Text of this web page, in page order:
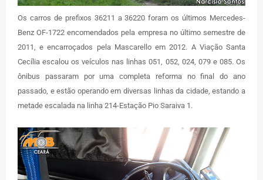
Os carros de prefixos 36211 a 36220 foram os últimos Mercedes-
Benz OF-1722 encomendados pela empresa no último semestre de
2011, e encarroçados pela Mascarello em 2012. A Viação Santa
Cecília escalou os veículos nas linhas 051, 052, 024, 079 e 085. Os
ônibus passaram por uma completa reforma no final do ano
passado, e estão operando em diversas linhas da cidade, estando a
metade escalada na linha 214-Estação Pio Saraiva 1.